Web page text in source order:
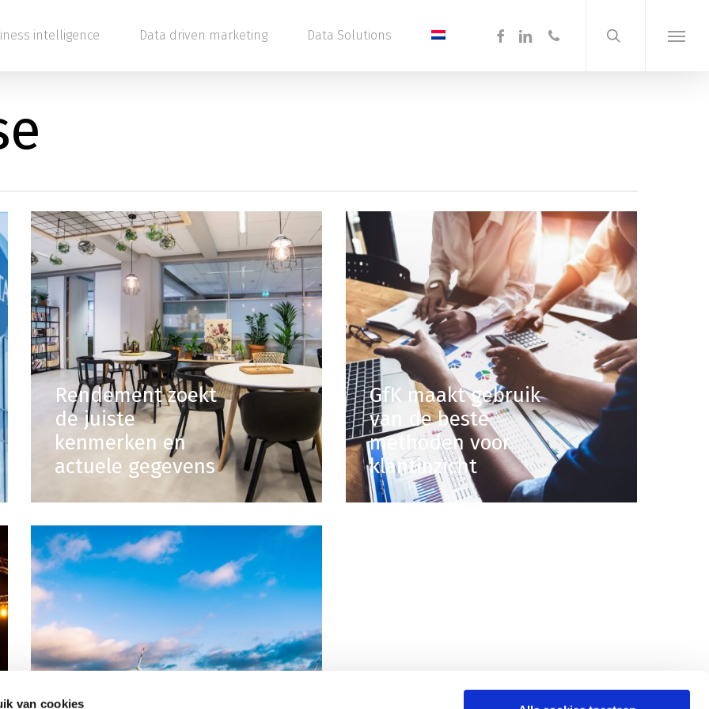
van cookies
intelligence Data driven marketing Data Solutions facebooklinkedinphone
Menu
Rendement zoekt
de juiste
kenmerken en
actuele gegevens
GfK maakt gebruik
van de beste
methoden voor
klantinzicht